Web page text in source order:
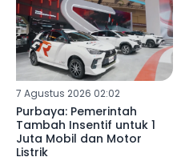
7 Agustus 2026 02:02
Purbaya: Pemerintah
Tambah Insentif untuk 1
Juta Mobil dan Motor
Listrik